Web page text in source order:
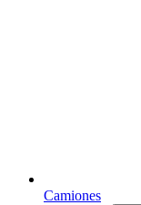
Camiones